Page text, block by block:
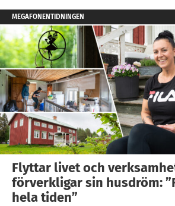
MEGAFONENTIDNINGEN
Flyttar livet och
förverkligar sin husdröm:
hela tiden”